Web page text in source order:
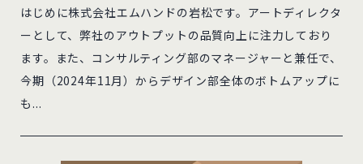
はじめに株式会社エムハンドの岩松です。アートディレクタ
ーとして、弊社のアウトプットの品質向上に注力しており
ます。また、コンサルティング部のマネージャーと兼任で、
今期（2024年11月）からデザイン部全体のボトムアップに
も...